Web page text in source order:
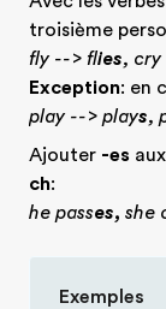
troisième
fly --> flies,
Exception: en
play --> plays,
Ajouter -es
ch:
he passes, she
Exemples